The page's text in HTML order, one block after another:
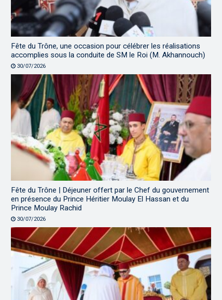
Fête du Trône, une occasion pour célébrer les réalisations
accomplies sous la conduite de SM le Roi (M. Akhannouch)
30/07/2026
Fête du Trône | Déjeuner offert par le Chef du gouvernement
en présence du Prince Héritier Moulay El Hassan et du
Prince Moulay Rachid
30/07/2026